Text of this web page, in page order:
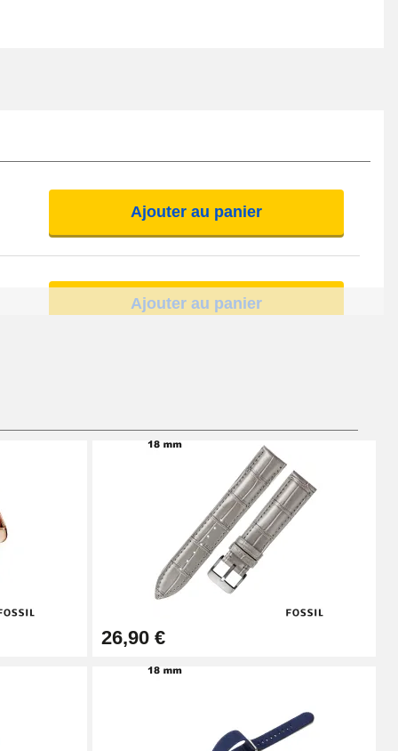
Ajouter au panier
Ajouter au panier
Ajouter au panier
Ajouter au panier
Ajouter au panier
26,90 €